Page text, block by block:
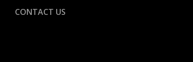
CONTACT US